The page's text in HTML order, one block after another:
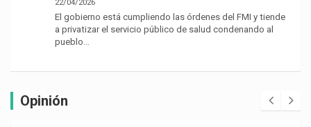
22/04/2026
El gobierno está cumpliendo las órdenes del FMI y tiende
a privatizar el servicio público de salud condenando al
pueblo…
Opinión